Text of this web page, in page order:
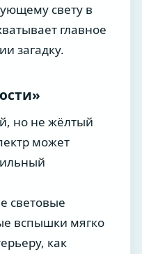
свету в
главное
загадку.
но не жёлтый
может
световые
вспышки мягко
как